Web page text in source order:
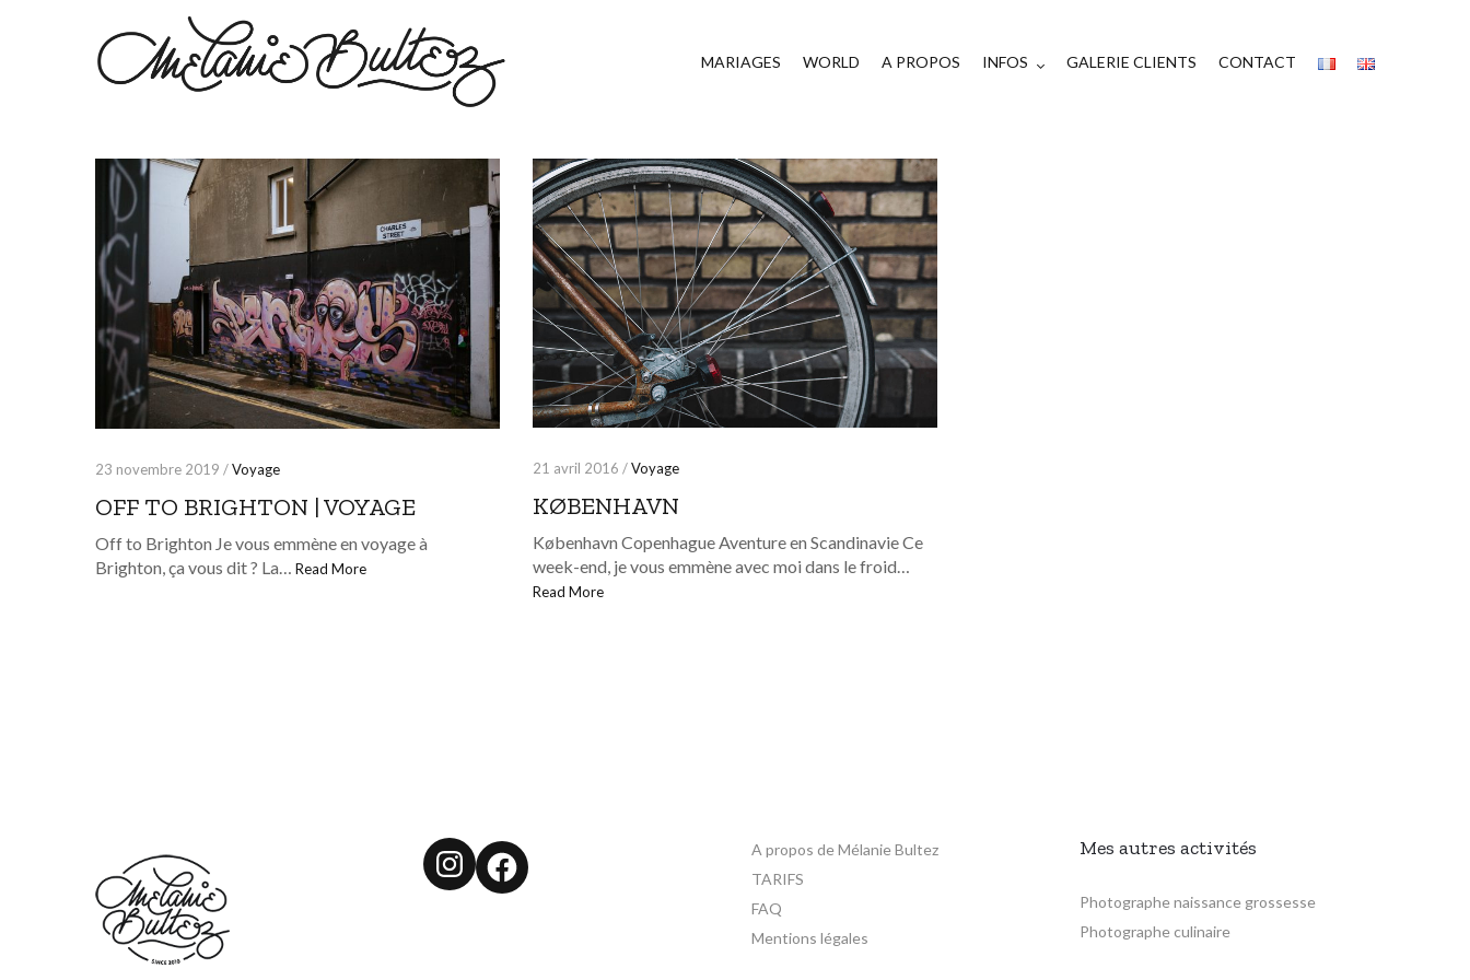
MARIAGES WORLD A PROPOS INFOS GALERIE CLIENTS CONTACT
23 novembre 2019 /Voyage
OFF TO BRIGHTON | VOYAGE
Off to Brighton Je vous emmène en voyage à
Brighton, ça vous dit ? La… Read More
21 avril 2016 /Voyage
KØBENHAVN
København Copenhague Aventure en Scandinavie Ce
week-end, je vous emmène avec moi dans le froid…
Read More
Instagram
Facebook
A propos de Mélanie Bultez
TARIFS
FAQ
Mentions légales
Mes autres activités
Photographe naissance grossesse
Photographe culinaire